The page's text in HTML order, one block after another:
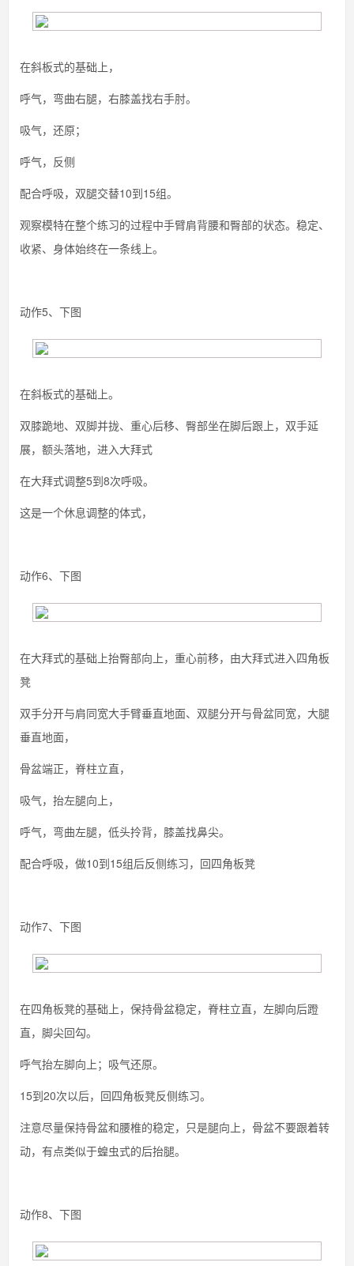
在斜板式的基础上，
呼气，弯曲右腿，右膝盖找右手肘。
吸气，还原；
呼气，反侧
配合呼吸，双腿交替10到15组。
观察模特在整个练习的过程中手臂肩背腰和臀部的状态。稳定、
收紧、身体始终在一条线上。
动作5、下图
在斜板式的基础上。
双膝跪地、双脚并拢、重心后移、臀部坐在脚后跟上，双手延
展，额头落地，进入大拜式
在大拜式调整5到8次呼吸。
这是一个休息调整的体式，
动作6、下图
在大拜式的基础上抬臀部向上，重心前移，由大拜式进入四角板
凳
双手分开与肩同宽大手臂垂直地面、双腿分开与骨盆同宽，大腿
垂直地面，
骨盆端正，脊柱立直，
吸气，抬左腿向上，
呼气，弯曲左腿，低头拎背，膝盖找鼻尖。
配合呼吸，做10到15组后反侧练习，回四角板凳
动作7、下图
在四角板凳的基础上，保持骨盆稳定，脊柱立直，左脚向后蹬
直，脚尖回勾。
呼气抬左脚向上；吸气还原。
15到20次以后，回四角板凳反侧练习。
注意尽量保持骨盆和腰椎的稳定，只是腿向上，骨盆不要跟着转
动，有点类似于蝗虫式的后抬腿。
动作8、下图